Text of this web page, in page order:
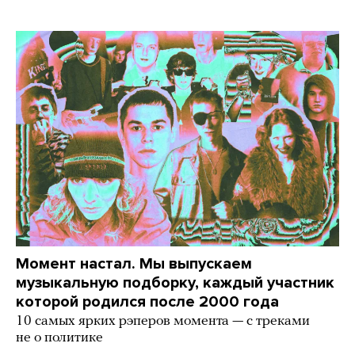
Момент настал. Мы выпускаем
музыкальную подборку, каждый участник
которой родился после 2000 года
10 самых ярких рэперов момента — с треками
не о политике